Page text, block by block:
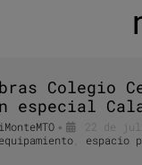
Colegio
especial
• 22 de
equipamiento espacio